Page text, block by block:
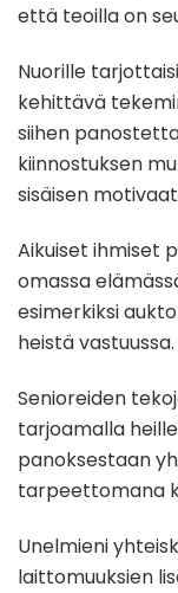
että teoilla on
Nuorille
kehittävä
siihen
kiinnostuksen
sisäisen
Aikuiset ihmiset
omassa
esimerkiksi
heistä vastuussa.
Senioreiden
tarjoamalla
panoksestaan
tarpeettomana
Unelmieni
laittomuuksien